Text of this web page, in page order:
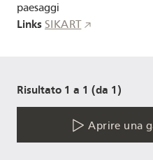
paesaggi
Links SIKART
Risultato 1 a 1 (da 1)
Aprire una